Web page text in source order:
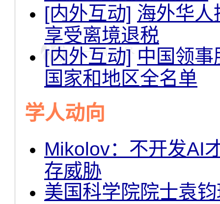
[内外互动] 海外华人
享受离境退税
[内外互动] 中国领
国家和地区全名单
学人动向
Mikolov：不开发AI
存威胁
美国科学院院士袁